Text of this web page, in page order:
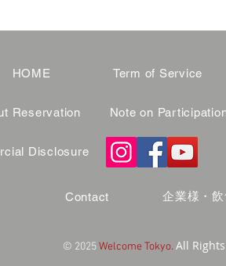
HOME
Reservation
Term of Service
Note on
Disclosure
Contact 企業様・
© 2025Welcome Tokyo. All